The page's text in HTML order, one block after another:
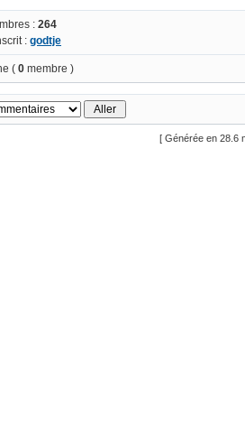
: 264
: godtje
( 0 membre )
[ Générée en 28.6